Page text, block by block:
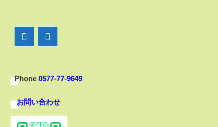
Phone 0577-77-9649
お問い合わせ